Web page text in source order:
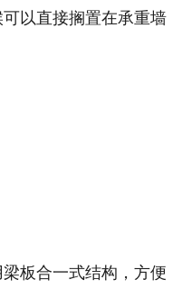
以直接搁置在承重墙
板合一式结构，方便